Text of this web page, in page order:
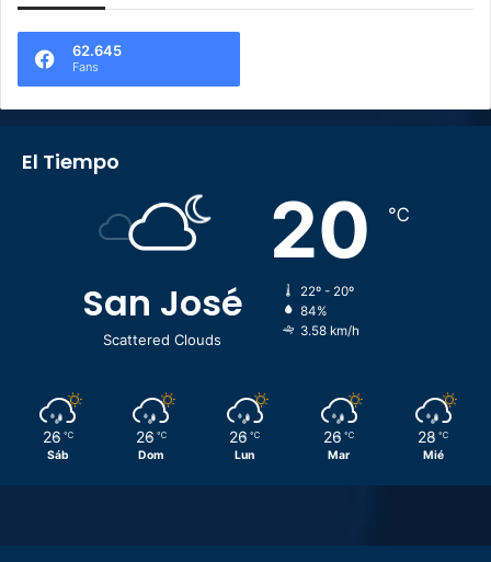
62.645
Fans
El Tiempo
San José
Scattered Clouds
20 ℃
22º - 20º
84%
3.58 km/h
26 ℃
Sáb
26 ℃
Dom
26 ℃
Lun
26 ℃
Mar
28 ℃
Mié